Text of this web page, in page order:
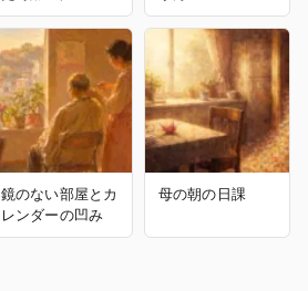
鏡のない部屋とカ
レンダーの凹み
母の朝の日課